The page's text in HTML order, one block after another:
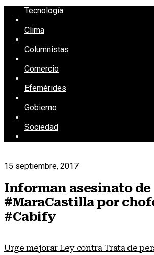
Tecnología
Clima
Columnistas
Comercio
Efemérides
Gobierno
Sociedad
15 septiembre, 2017
Informan asesinato de
#MaraCastilla por
#Cabify
Urge mejorar Ley contra Trata de